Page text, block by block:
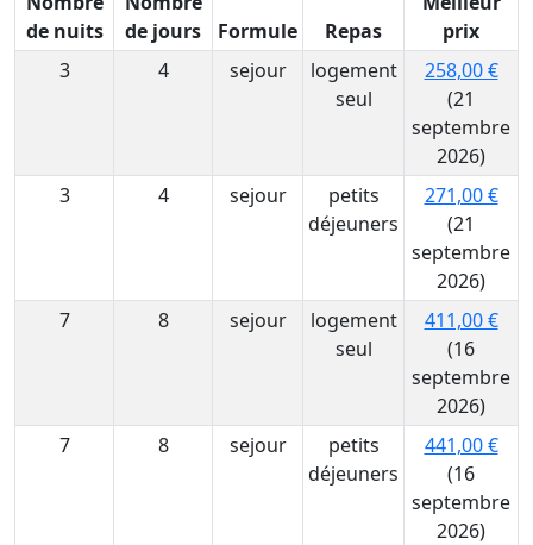
de nuits
de jours
Formule Repas
prix
3
4 sejour
logement
seul
258,00 €
(21
septembre
2026)
3
4 sejour
petits
déjeuners
271,00 €
(21
septembre
2026)
7
8 sejour
logement
seul
411,00 €
(16
septembre
2026)
7
8 sejour
petits
déjeuners
441,00 €
(16
septembre
2026)